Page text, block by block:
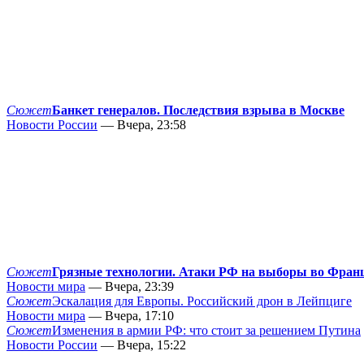
СюжетБанкет генералов. Последствия взрыва в Москве
Новости России — Вчера, 23:58
СюжетГрязные технологии. Атаки РФ на выборы во
Новости мира — Вчера, 23:39
СюжетЭскалация для Европы. Российский дрон в Лейпциге
Новости мира — Вчера, 17:10
СюжетИзменения в армии РФ: что стоит за решением Путина
Новости России — Вчера, 15:22